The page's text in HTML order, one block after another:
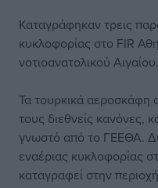
Καταγράφηκαν τρεις
κυκλοφορίας στο FIR
νοτιοανατολικού Αιγαίου.
Τα τουρκικά
τους διεθνείς κανόνες,
γνωστό από το ΓΕΕΘΑ.
εναέριας κυκλοφορίας
καταγραφεί στην